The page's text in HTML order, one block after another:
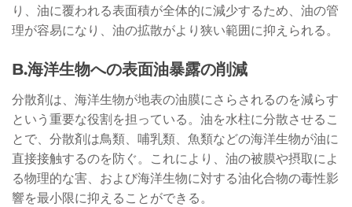
り、油に覆われる表面積が全体的に減少するため、油の管
理が容易になり、油の拡散がより狭い範囲に抑えられる。
B.海洋生物への表面油暴露の削減
分散剤は、海洋生物が地表の油膜にさらされるのを減らす
という重要な役割を担っている。油を水柱に分散させるこ
とで、分散剤は鳥類、哺乳類、魚類などの海洋生物が油に
直接接触するのを防ぐ。これにより、油の被膜や摂取によ
る物理的な害、および海洋生物に対する油化合物の毒性影
響を最小限に抑えることができる。